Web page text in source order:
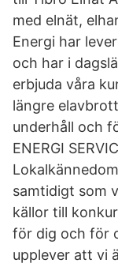
med elnät,
Energi har
och har i
erbjuda våra
längre
underhåll och
ENERGI
samtidigt som
källor till
för dig och för
upplever att vi